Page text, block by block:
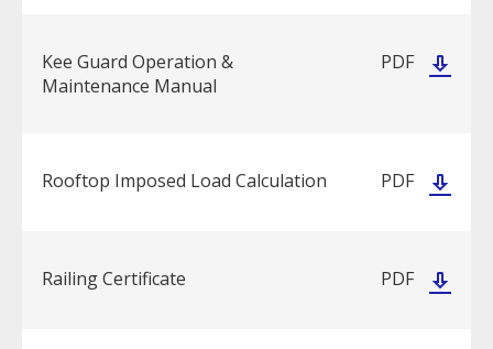
Kee Guard Operation &
Maintenance Manual
PDF
Rooftop Imposed Load Calculation PDF
Railing Certificate PDF